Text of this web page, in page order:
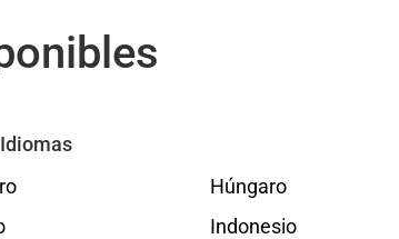
Húngaro
Indonesio